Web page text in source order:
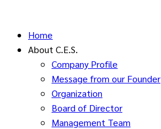
Home
About C.E.S.
Company Profile
Message from our Founder
Organization
Board of Director
Management Team